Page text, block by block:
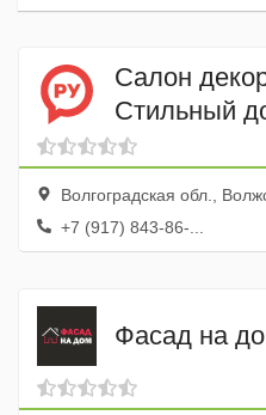
Салон
Стильный
Волгоградская обл., Волжский г.,
+7 (917) 843-86-...
Фасад на